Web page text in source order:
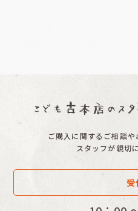
ご購入に関するご相談や
スタッフが親切
受